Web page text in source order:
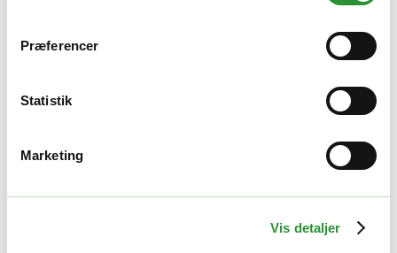
Præferencer
Statistik
Marketing
Vis detaljer
EGO SSA1200
indkørsler, på terrasser og stier til en hurtig og effektiv opgave.
: 300 mm bred, så du kan rydde store mængder
Kasteafstand
: Op til 7,5 meter, hvilket giver dig kontrol over
sneens retning og gør arbejdet lettere.
effektivt fjerner sneen fra dit arbejdsområde.